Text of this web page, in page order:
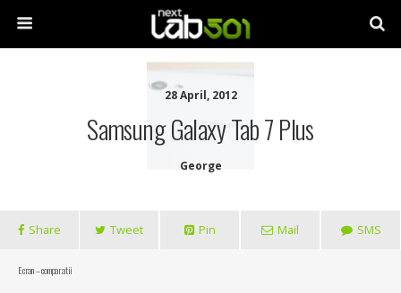
28 April, 2012
Samsung Galaxy Tab 7 Plus
George
Share Tweet Pin Mail SMS
Ecran – comparatii